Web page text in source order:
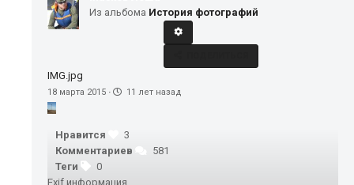
Из альбома История фотографий
IMG.jpg
18 марта 2015 · 11 лет назад
Нравится
3
Комментариев
581
Теги
0
Exif информация